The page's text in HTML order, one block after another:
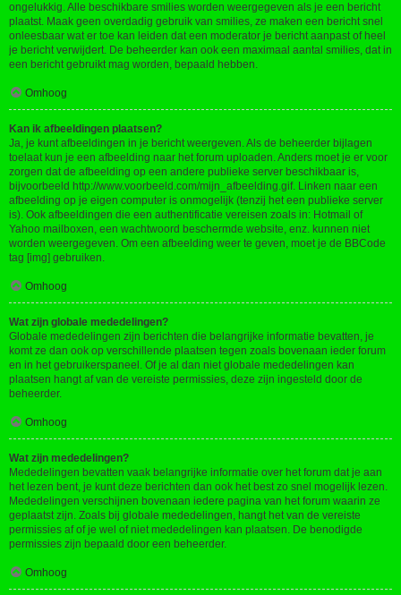
ongelukkig. Alle beschikbare smilies worden weergegeven als je een bericht
plaatst. Maak geen overdadig gebruik van smilies, ze maken een bericht snel
onleesbaar wat er toe kan leiden dat een moderator je bericht aanpast of heel
je bericht verwijdert. De beheerder kan ook een maximaal aantal smilies, dat in
een bericht gebruikt mag worden, bepaald hebben.
Omhoog
Kan ik afbeeldingen plaatsen?
Ja, je kunt afbeeldingen in je bericht weergeven. Als de beheerder bijlagen
toelaat kun je een afbeelding naar het forum uploaden. Anders moet je er voor
zorgen dat de afbeelding op een andere publieke server beschikbaar is,
bijvoorbeeld http://www.voorbeeld.com/mijn_afbeelding.gif. Linken naar een
afbeelding op je eigen computer is onmogelijk (tenzij het een publieke server
is). Ook afbeeldingen die een authentificatie vereisen zoals in: Hotmail of
Yahoo mailboxen, een wachtwoord beschermde website, enz. kunnen niet
worden weergegeven. Om een afbeelding weer te geven, moet je de BBCode
tag [img] gebruiken.
Omhoog
Wat zijn globale mededelingen?
Globale mededelingen zijn berichten die belangrijke informatie bevatten, je
komt ze dan ook op verschillende plaatsen tegen zoals bovenaan ieder forum
en in het gebruikerspaneel. Of je al dan niet globale mededelingen kan
plaatsen hangt af van de vereiste permissies, deze zijn ingesteld door de
beheerder.
Omhoog
Wat zijn mededelingen?
Mededelingen bevatten vaak belangrijke informatie over het forum dat je aan
het lezen bent, je kunt deze berichten dan ook het best zo snel mogelijk lezen.
Mededelingen verschijnen bovenaan iedere pagina van het forum waarin ze
geplaatst zijn. Zoals bij globale mededelingen, hangt het van de vereiste
permissies af of je wel of niet mededelingen kan plaatsen. De benodigde
permissies zijn bepaald door een beheerder.
Omhoog